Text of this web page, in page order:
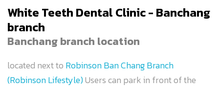
White Teeth Dental Clinic - Banchang
branch
Banchang branch location
located next to Robinson Ban Chang Branch
(Robinson Lifestyle)Users can park in front of the